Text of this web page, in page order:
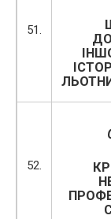
51.
52.